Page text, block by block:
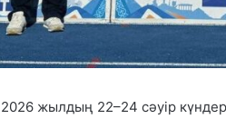
2026 жылдың 22–24 сәуір